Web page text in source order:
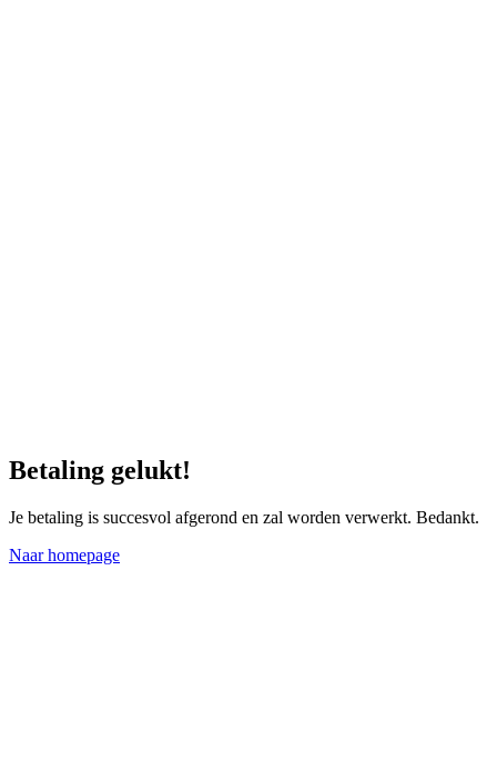
Betaling gelukt!
Je betaling is succesvol afgerond en zal worden verwerkt. Bedankt.
Naar homepage